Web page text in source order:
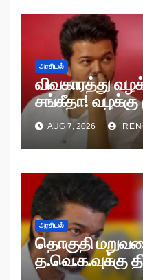
அரசியல்
விவகாரத்து
சங்கீதா! வழக்கு
AUG 7, 2026
அரசியல்
தொகுதி
த.வெ.க.வுக்கு